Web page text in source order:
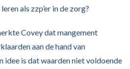
als zzp’er in de zorg?
Covey dat mangement
aan de hand van
idee is dat waarden niet voldoende